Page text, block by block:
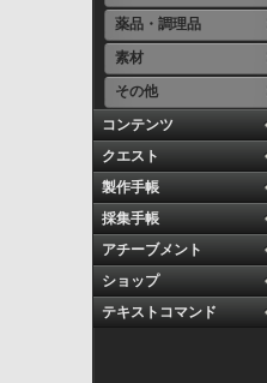
薬品・調理品
素材
その他
コンテンツ
クエスト
製作手帳
採集手帳
アチーブメント
ショップ
テキストコマンド